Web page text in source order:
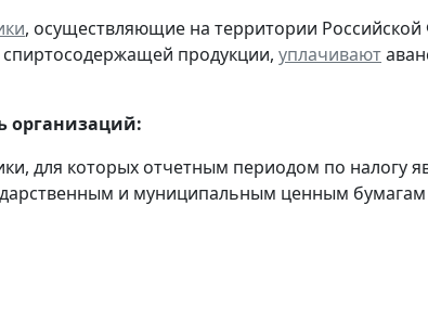
, осуществляющие на территории
продукции, уплачивают
организаций:
для которых отчетным периодом по налогу
и муниципальным ценным бумагам